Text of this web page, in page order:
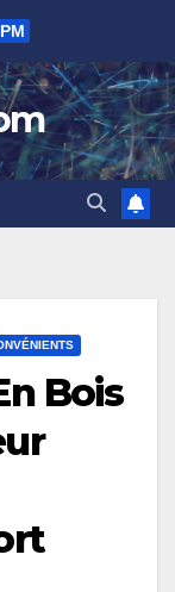
Bois